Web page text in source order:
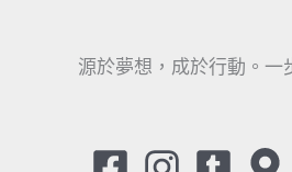
源於夢想，成於行動。一